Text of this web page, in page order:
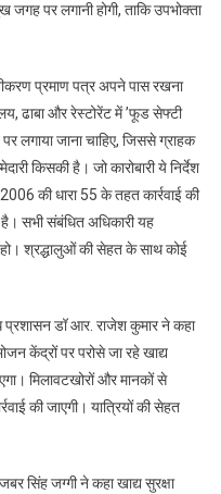
पर लगानी होगी, ताकि उपभोक्ता
प्रमाण पत्र अपने पास रखना
ढाबा और रेस्टोरेंट में ’फूड सेफ्टी
लगाया जाना चाहिए, जिससे ग्राहक
किसकी है। जो कारोबारी ये निर्देश
की धारा 55 के तहत कार्रवाई की
सभी संबंधित अधिकारी यह
श्रद्धालुओं की सेहत के साथ कोई
प्रशासन डॉ आर. राजेश कुमार ने कहा
केंद्रों पर परोसे जा रहे खाद्य
मिलावटखोरों और मानकों से
की जाएगी। यात्रियों की सेहत
सिंह जग्गी ने कहा खाद्य सुरक्षा